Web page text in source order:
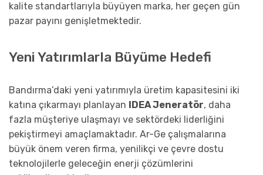
kalite standartlarıyla büyüyen marka, her geçen gün
pazar payını genişletmektedir.
Yeni Yatırımlarla Büyüme Hedefi
Bandırma’daki yeni yatırımıyla üretim kapasitesini iki
katına çıkarmayı planlayan
IDEA Jeneratör, daha
fazla müşteriye ulaşmayı ve sektördeki liderliğini
pekiştirmeyi amaçlamaktadır. Ar-Ge çalışmalarına
büyük önem veren firma, yenilikçi ve çevre dostu
teknolojilerle geleceğin enerji çözümlerini